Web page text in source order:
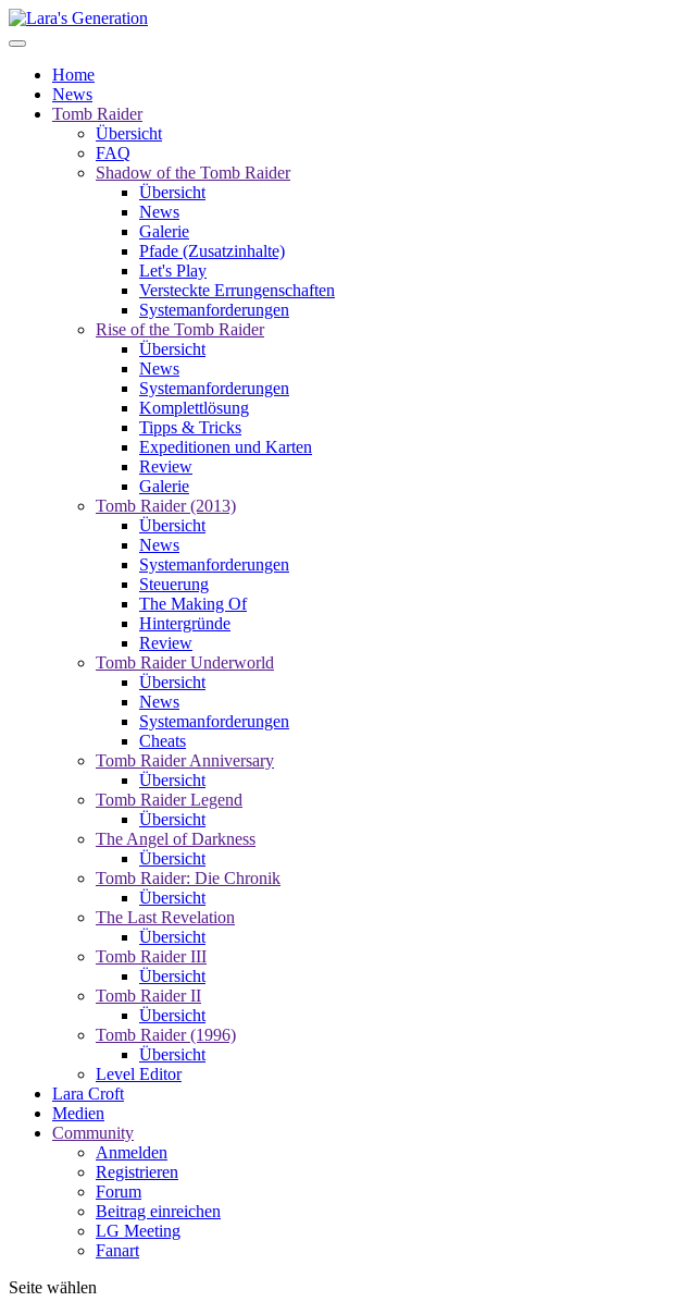
Home
News
Tomb Raider
Übersicht
FAQ
Shadow of the Tomb Raider
Übersicht
News
Galerie
Pfade (Zusatzinhalte)
Let's Play
Versteckte Errungenschaften
Systemanforderungen
Rise of the Tomb Raider
Übersicht
News
Systemanforderungen
Komplettlösung
Tipps & Tricks
Expeditionen und Karten
Review
Galerie
Tomb Raider (2013)
Übersicht
News
Systemanforderungen
Steuerung
The Making Of
Hintergründe
Review
Tomb Raider Underworld
Übersicht
News
Systemanforderungen
Cheats
Tomb Raider Anniversary
Übersicht
Tomb Raider Legend
Übersicht
The Angel of Darkness
Übersicht
Tomb Raider: Die Chronik
Übersicht
The Last Revelation
Übersicht
Tomb Raider III
Übersicht
Tomb Raider II
Übersicht
Tomb Raider (1996)
Übersicht
Level Editor
Lara Croft
Medien
Community
Anmelden
Registrieren
Forum
Beitrag einreichen
LG Meeting
Fanart
Seite wählen